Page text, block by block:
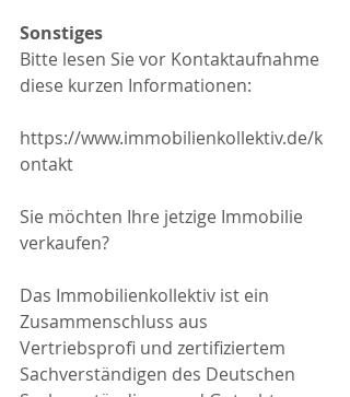
Sonstiges
Bitte lesen Sie vor Kontaktaufnahme
diese kurzen Informationen:
https://www.immobilienkollektiv.de/k
ontakt
Sie möchten Ihre jetzige Immobilie
verkaufen?
Das Immobilienkollektiv ist ein
Zusammenschluss aus
Vertriebsprofi und zertifiziertem
Sachverständigen des Deutschen